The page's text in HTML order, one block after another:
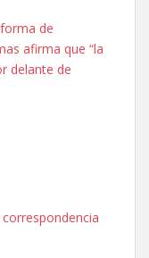
PERDIDO HOY
tiene miedo a la
de
afirma que “la
delante de